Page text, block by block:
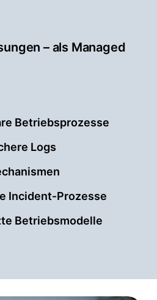
– als Managed
Betriebsprozesse
Logs
Incident‑Prozesse
Betriebsmodelle